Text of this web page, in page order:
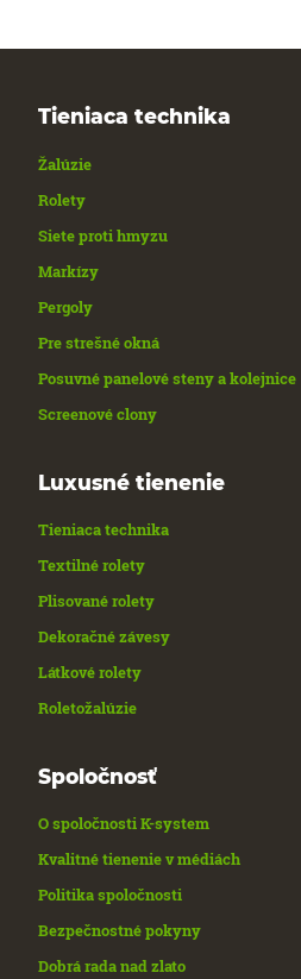
Tieniaca technika
Žalúzie
Rolety
Siete proti hmyzu
Markízy
Pergoly
Pre strešné okná
Posuvné panelové steny a kolejnice
Screenové clony
Luxusné tienenie
Tieniaca technika
Textilné rolety
Plisované rolety
Dekoračné závesy
Látkové rolety
Roletožalúzie
Spoločnosť
O spoločnosti K-system
Kvalitné tienenie v médiách
Politika spoločnosti
Bezpečnostné pokyny
Dobrá rada nad zlato